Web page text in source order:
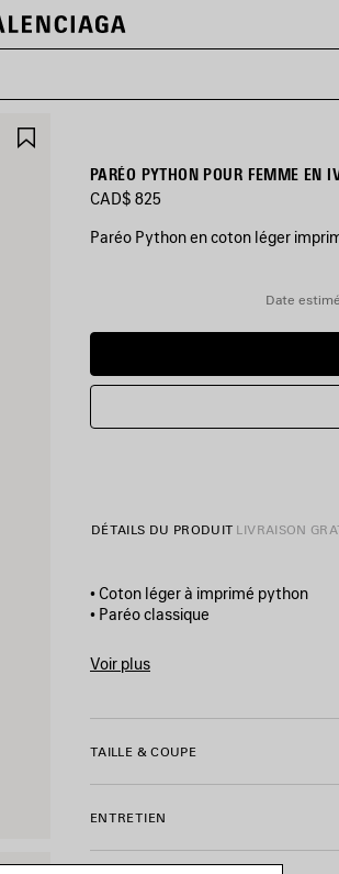
FAVORISPARÉO PYTHON POUR FEMME EN
CAD$ 825
Paréo Python en coton léger
Date
DÉTAILS DU PRODUIT LIVRAISON
• Coton léger à imprimé python
• Paréo classique
• Fabriqué en Italie
Matière principale : 100 % coton
Voir plus
TAILLE & COUPE
ENTRETIEN